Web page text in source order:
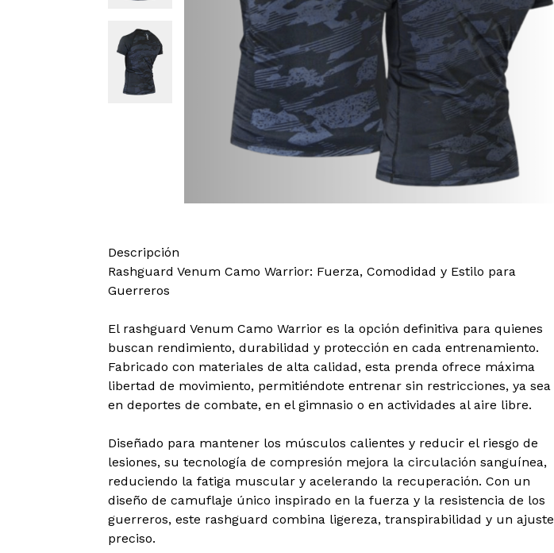
Descripción
Rashguard Venum Camo Warrior: Fuerza, Comodidad y Estilo para
Guerreros
El rashguard Venum Camo Warrior es la opción definitiva para quienes
buscan rendimiento, durabilidad y protección en cada entrenamiento.
Fabricado con materiales de alta calidad, esta prenda ofrece máxima
libertad de movimiento, permitiéndote entrenar sin restricciones, ya sea
en deportes de combate, en el gimnasio o en actividades al aire libre.
Diseñado para mantener los músculos calientes y reducir el riesgo de
lesiones, su tecnología de compresión mejora la circulación sanguínea,
reduciendo la fatiga muscular y acelerando la recuperación. Con un
diseño de camuflaje único inspirado en la fuerza y ​​la resistencia de los
guerreros, este rashguard combina ligereza, transpirabilidad y un ajuste
preciso.